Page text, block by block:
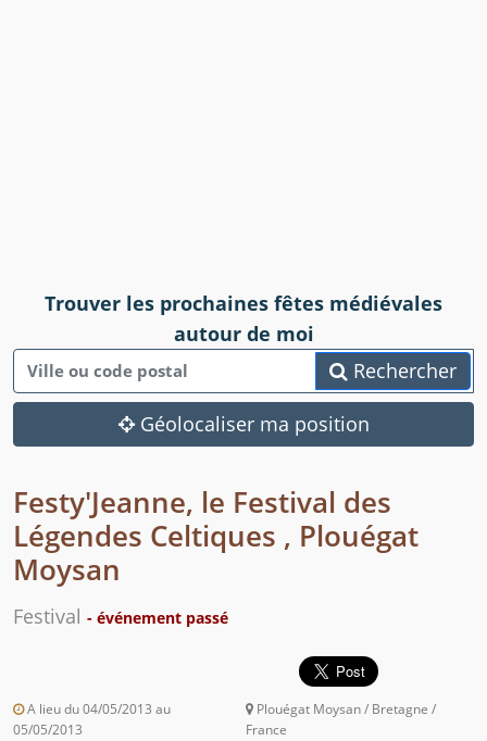
Trouver les prochaines fêtes médiévales
autour de moi
Rechercher
Géolocaliser ma position
Festy'Jeanne, le Festival des
Légendes Celtiques , Plouégat
Moysan
Festival - événement passé
A lieu du 04/05/2013 au
05/05/2013
Plouégat Moysan / Bretagne /
France